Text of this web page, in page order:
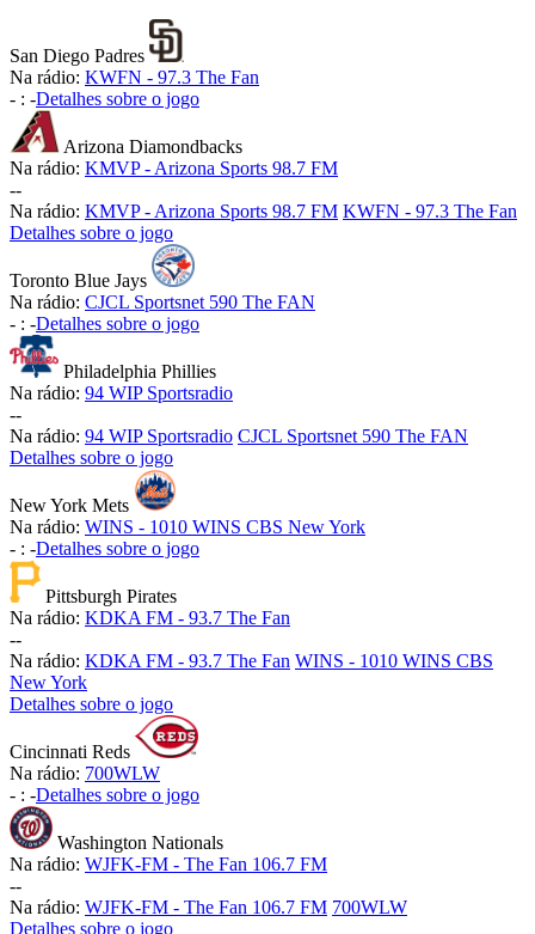
San Diego Padres
Na rádio: KWFN - 97.3 The Fan
- : -Detalhes sobre o jogo
Arizona Diamondbacks
Na rádio: KMVP - Arizona Sports 98.7 FM
--
Na rádio: KMVP - Arizona Sports 98.7 FM KWFN - 97.3 The Fan
Detalhes sobre o jogo
Toronto Blue Jays
Na rádio: CJCL Sportsnet 590 The FAN
- : -Detalhes sobre o jogo
Philadelphia Phillies
Na rádio: 94 WIP Sportsradio
--
Na rádio: 94 WIP Sportsradio CJCL Sportsnet 590 The FAN
Detalhes sobre o jogo
New York Mets
Na rádio: WINS - 1010 WINS CBS New York
- : -Detalhes sobre o jogo
Pittsburgh Pirates
Na rádio: KDKA FM - 93.7 The Fan
--
Na rádio: KDKA FM - 93.7 The Fan WINS - 1010 WINS CBS
New York
Detalhes sobre o jogo
Cincinnati Reds
Na rádio: 700WLW
- : -Detalhes sobre o jogo
Washington Nationals
Na rádio: WJFK-FM - The Fan 106.7 FM
--
Na rádio: WJFK-FM - The Fan 106.7 FM 700WLW
Detalhes sobre o jogo